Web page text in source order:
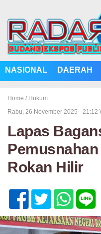
NASIONAL DAERAH
Home / Hukum
Rabu, 26 November 2025 - 21:12
Lapas
Rokan Hilir